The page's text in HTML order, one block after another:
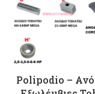
Polipodio –